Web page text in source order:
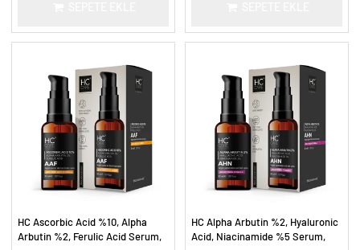
HC Ascorbic Acid %10, Alpha
Arbutin %2, Ferulic Acid Serum,
HC Alpha Arbutin %2, Hyaluronic
Acid, Niacinamide %5 Serum,